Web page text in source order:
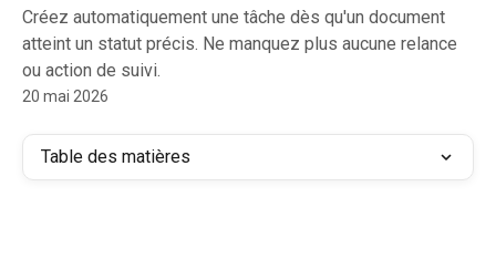
Créez automatiquement une tâche dès qu'un document
atteint un statut précis. Ne manquez plus aucune relance
ou action de suivi.
20 mai 2026
Table des matières